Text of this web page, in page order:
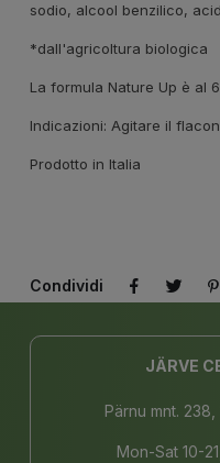
sodio, alcool benzilico,
*dall'agricoltura biologica
La formula Nature Up è al
Indicazioni: Agitare il
Prodotto in Italia
Condividi
JÄRVE
Pärnu mnt. 238,
Mon-Sat 10-